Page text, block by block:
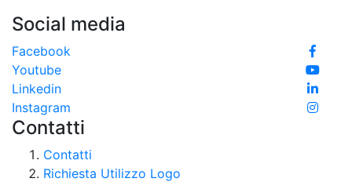
Social media
Facebook
Youtube
Linkedin
Instagram
Contatti
Contatti
Richiesta Utilizzo Logo